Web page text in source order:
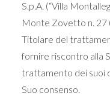
S.p.A. (“Villa
Monte Zovetto n. 27
Titolare del
fornire riscontro alla
trattamento dei suoi
Suo consenso.